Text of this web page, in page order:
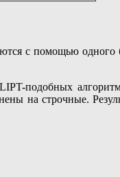
с помощью
подобных
на строчные.